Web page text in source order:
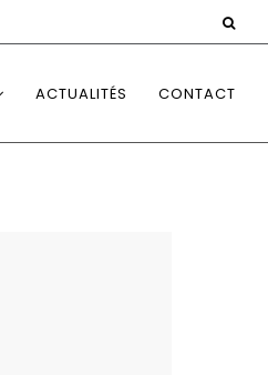
ACTUALITÉS CONTACT